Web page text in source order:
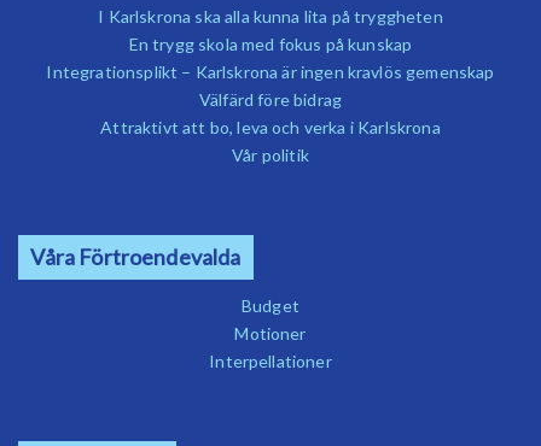
I Karlskrona ska alla kunna lita på tryggheten
En trygg skola med fokus på kunskap
Integrationsplikt – Karlskrona är ingen kravlös gemenskap
Välfärd före bidrag
Attraktivt att bo, leva och verka i Karlskrona
Vår politik
Våra Förtroendevalda
Budget
Motioner
Interpellationer